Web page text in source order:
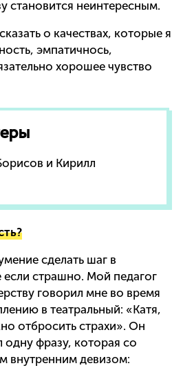
становится неинтересным.
о качествах, которые я
эмпатичнось,
хорошее чувство
и Кирилл
сделать шаг в
если страшно. Мой педагог
говорил мне во время
в театральный: «Катя,
отбросить страхи». Он
фразу, которая со
внутренним девизом: